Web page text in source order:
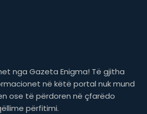
nga Gazeta Enigma! Të gjitha
në këtë portal nuk mund
ose të përdoren në çfarëdo
përfitimi.